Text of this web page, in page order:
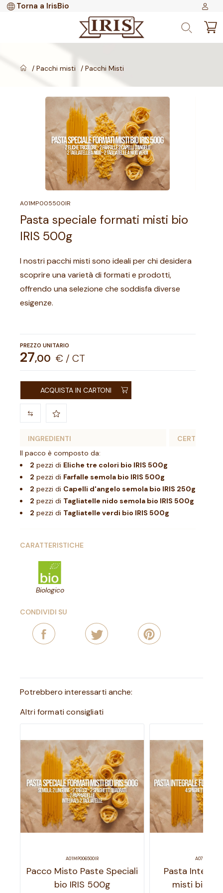
Torna a IrisBio
Pacchi misti Pacchi Misti
A01MP005500IR
Pasta speciale formati misti bio
IRIS 500g
I nostri pacchi misti sono ideali per chi desidera
scoprire una varietà di formati e prodotti,
offrendo una selezione che soddisfa diverse
esigenze.
PREZZO UNITARIO
27,00 € / CT
ACQUISTA IN CARTONI
INGREDIENTI
Il pacco è composto da:
2 pezzi di Eliche tre colori bio IRIS 500g
2 pezzi di Farfalle semola bio IRIS 500g
2 pezzi di Capelli d'angelo semola bio IRIS 250g
2 pezzi di Tagliatelle nido semola bio IRIS 500g
2 pezzi di Tagliatelle verdi bio IRIS 500g
CARATTERISTICHE
Biologico
CONDIVIDI SU
Potrebbero interessarti anche:
Altri formati consigliati
A01MP006500IR
Pacco Misto Paste Speciali
bio IRIS 500g
Pasta
misti bio